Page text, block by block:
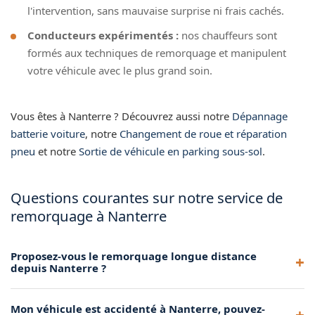
l'intervention, sans mauvaise surprise ni frais cachés.
Conducteurs expérimentés : nos chauffeurs sont
formés aux techniques de remorquage et manipulent
votre véhicule avec le plus grand soin.
Vous êtes à Nanterre ? Découvrez aussi notre Dépannage
batterie voiture, notre Changement de roue et réparation
pneu et notre Sortie de véhicule en parking sous-sol.
Questions courantes sur notre service de
remorquage à Nanterre
Proposez-vous le remorquage longue distance
depuis Nanterre ?
Mon véhicule est accidenté à Nanterre, pouvez-